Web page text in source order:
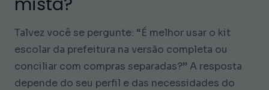
Talvez você se pergunte: “É melhor usar o kit
escolar da prefeitura na versão completa ou
conciliar com compras separadas?” A resposta
depende do seu perfil e das necessidades do